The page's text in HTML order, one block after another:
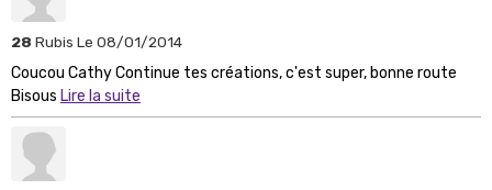
28 Rubis Le 08/01/2014
Coucou Cathy Continue tes créations, c'est super, bonne route
Bisous Lire la suite